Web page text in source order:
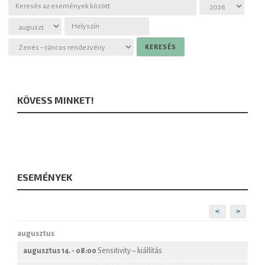
Slovenčina
KÖVESS MINKET!
ESEMÉNYEK
< >
augusztus
augusztus 14. - 08:00 Sensitivity – kiállítás